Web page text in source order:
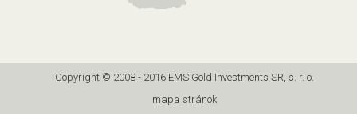
Copyright © 2008 - 2016 EMS Gold Investments SR, s. r. o.
mapa stránok